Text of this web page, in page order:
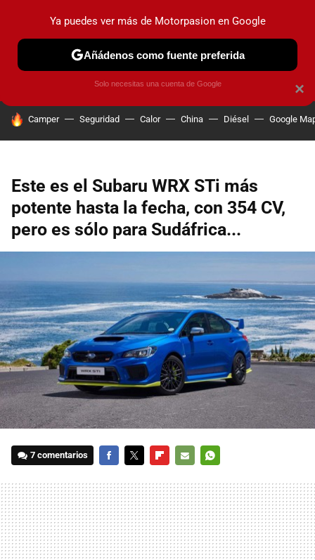
PRUEBAS COCHES ELÉCTRICOS OBSERVATORIO
HOY SE HABLA DE
Camper Seguridad Calor China Diésel Google
Este es el Subaru WRX STi más
potente hasta la fecha, con 354 CV,
pero es sólo para Sudáfrica...
7 comentarios
MAIL
×
Ya puedes ver más de Motorpasion en Google
Añádenos como fuente preferida
Solo necesitas una cuenta de Google